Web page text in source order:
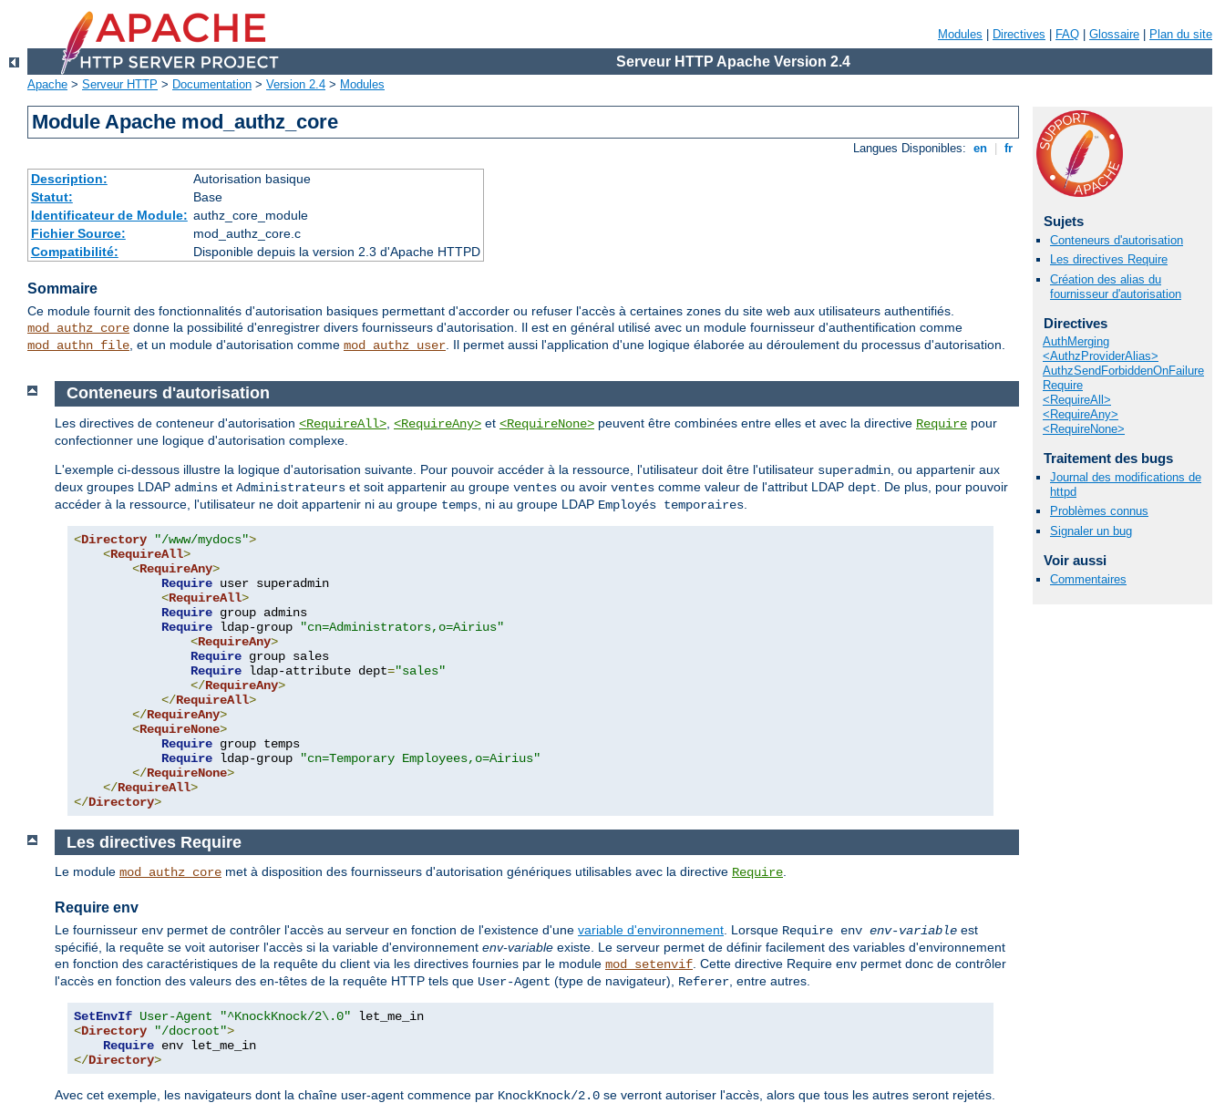
Modules Directives FAQ Glossaire Plan du site
Serveur HTTP Apache Version 2.4
Apache > Serveur HTTP > Documentation > Version 2.4 > Modules
Module Apache mod_authz_core
Langues Disponibles: en fr
Description:
Autorisation basique
Statut:
Base
Identificateur de Module: authz_core_module
Fichier Source:
mod_authz_core.c
Compatibilité:
Disponible depuis la version 2.3 d'Apache HTTPD
Sommaire
Ce module fournit des fonctionnalités d'autorisation basiques permettant d'accorder ou refuser l'accès à certaines zones du site web aux utilisateurs authentifiés.
mod_authz_core donne la possibilité d'enregistrer divers fournisseurs d'autorisation. Il est en général utilisé avec un module fournisseur d'authentification comme
mod_authn_file, et un module d'autorisation comme mod_authz_user. Il permet aussi l'application d'une logique élaborée au déroulement du processus d'autorisation.
Sujets
Conteneurs d'autorisation
Les directives Require
Création des alias du
fournisseur d'autorisation
Directives
AuthMerging
<AuthzProviderAlias>
AuthzSendForbiddenOnFailure
Require
<RequireAll>
<RequireAny>
<RequireNone>
Traitement des bugs
Journal des modifications de
httpd
Problèmes connus
Signaler un bug
Voir aussi
Commentaires
Conteneurs d'autorisation
Les directives de conteneur d'autorisation <RequireAll> <RequireAny> et <RequireNone> peuvent être combinées entre elles et avec la directive Require pour
confectionner une logique d'autorisation complexe.
L'exemple ci-dessous illustre la logique d'autorisation suivante. Pour pouvoir accéder à la ressource, l'utilisateur doit être l'utilisateur superadmin , ou appartenir aux
deux groupes LDAP admins et Administrateurs et soit appartenir au groupe ventes ou avoir ventes comme valeur de l'attribut LDAP dept . De plus, pour pouvoir
accéder à la ressource, l'utilisateur ne doit appartenir ni au groupe temps , ni au groupe LDAP Employés temporaires
<Directory "/www/mydocs">
<RequireAll>
<RequireAny>
Require user superadmin
<RequireAll>
Require group admins
Require ldap-group
"cn=Administrators,o=Airius"
<RequireAny>
Require group sales
Require ldap-attribute dept="sales"
</RequireAny>
</RequireAll>
</RequireAny>
<RequireNone>
Require group temps
Require ldap-group
"cn=Temporary Employees,o=Airius"
</RequireNone>
</RequireAll>
</Directory>
Les directives Require
Le module mod_authz_core met à disposition des fournisseurs d'autorisation génériques utilisables avec la directive Require.
Require env
Le fournisseur env permet de contrôler l'accès au serveur en fonction de l'existence d'une variable d'environnement. Lorsque Require env env-variable est
spécifié, la requête se voit autoriser l'accès si la variable d'environnement env-variable existe. Le serveur permet de définir facilement des variables d'environnement
en fonction des caractéristiques de la requête du client via les directives fournies par le module mod_setenvif. Cette directive Require env permet donc de contrôler
l'accès en fonction des valeurs des en-têtes de la requête HTTP tels que User-Agent (type de navigateur), Referer, entre autres.
SetEnvIf User-Agent "^KnockKnock/2\.0"
<Directory "/docroot">
Require
</Directory>
Avec cet exemple, les navigateurs dont la chaîne user-agent commence par KnockKnock/2.0 se verront autoriser l'accès, alors que tous les autres seront rejetés.